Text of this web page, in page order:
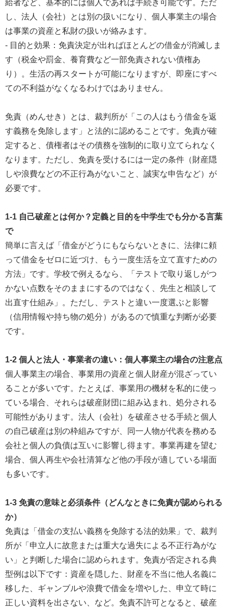
給者など、基本的には個人であれば手続き可能です。ただ
し、法人（会社）とは別の扱いになり、個人事業主の場合
は事業の資産と私財の扱いが絡みます。
- 目的と効果：免責決定が出ればほとんどの借金が消滅しま
す（税金や罰金、養育費など一部免責されない債権あ
り）。生活の再スタートが可能になりますが、即座にすべ
ての不利益がなくなるわけではありません。
免責（めんせき）とは、裁判所が「この人はもう借金を返
す義務を免除します」と法的に認めることです。免責が確
定すると、債権者はその債務を強制的に取り立てられなく
なります。ただし、免責を受けるには一定の条件（財産隠
しや浪費などの不正行為がないこと、誠実な申告など）が
必要です。
1-1 自己破産とは何か？定義と目的を中学生でも分かる言葉
で
簡単に言えば「借金がどうにもならないときに、法律に頼
って借金をゼロに近づけ、もう一度生活を立て直すための
方法」です。学校で例えるなら、「テストで取り返しがつ
かない点数をそのままにするのではなく、先生と相談して
出直す仕組み」。ただし、テストと違い一度選ぶと影響
（信用情報や持ち物の処分）があるので慎重な判断が必要
です。
1-2 個人と法人・事業者の違い：個人事業主の場合の注意点
個人事業主の場合、事業用の資産と個人財産が混ざってい
ることが多いです。たとえば、事業用の機材を私的に使っ
ている場合、それらは破産財団に組み込まれ、処分される
可能性があります。法人（会社）を破産させる手続と個人
の自己破産は別の枠組みですが、同一人物が代表を務める
会社と個人の負債は互いに影響し得ます。事業再建を望む
場合、個人再生や会社清算など他の手段が適している場面
も多いです。
1-3 免責の意味と必須条件（どんなときに免責が認められる
か）
免責は「借金の支払い義務を免除する法的効果」で、裁判
所が「申立人に故意または重大な過失による不正行為がな
い」と判断した場合に認められます。免責が否定される典
型例は以下です：資産を隠した、財産を不当に他人名義に
移した、ギャンブルや浪費で借金を増やした、申立て時に
正しい資料を出さない、など。免責不許可となると、破産